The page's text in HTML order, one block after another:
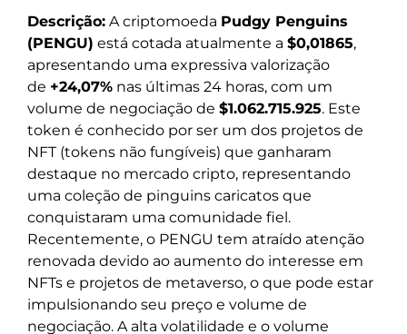
Descrição: A criptomoeda Pudgy Penguins
(PENGU) está cotada atualmente a $0,01865,
apresentando uma expressiva valorização
de +24,07% nas últimas 24 horas, com um
volume de negociação de $1.062.715.925. Este
token é conhecido por ser um dos projetos de
NFT (tokens não fungíveis) que ganharam
destaque no mercado cripto, representando
uma coleção de pinguins caricatos que
conquistaram uma comunidade fiel.
Recentemente, o PENGU tem atraído atenção
renovada devido ao aumento do interesse em
NFTs e projetos de metaverso, o que pode estar
impulsionando seu preço e volume de
negociação. A alta volatilidade e o volume